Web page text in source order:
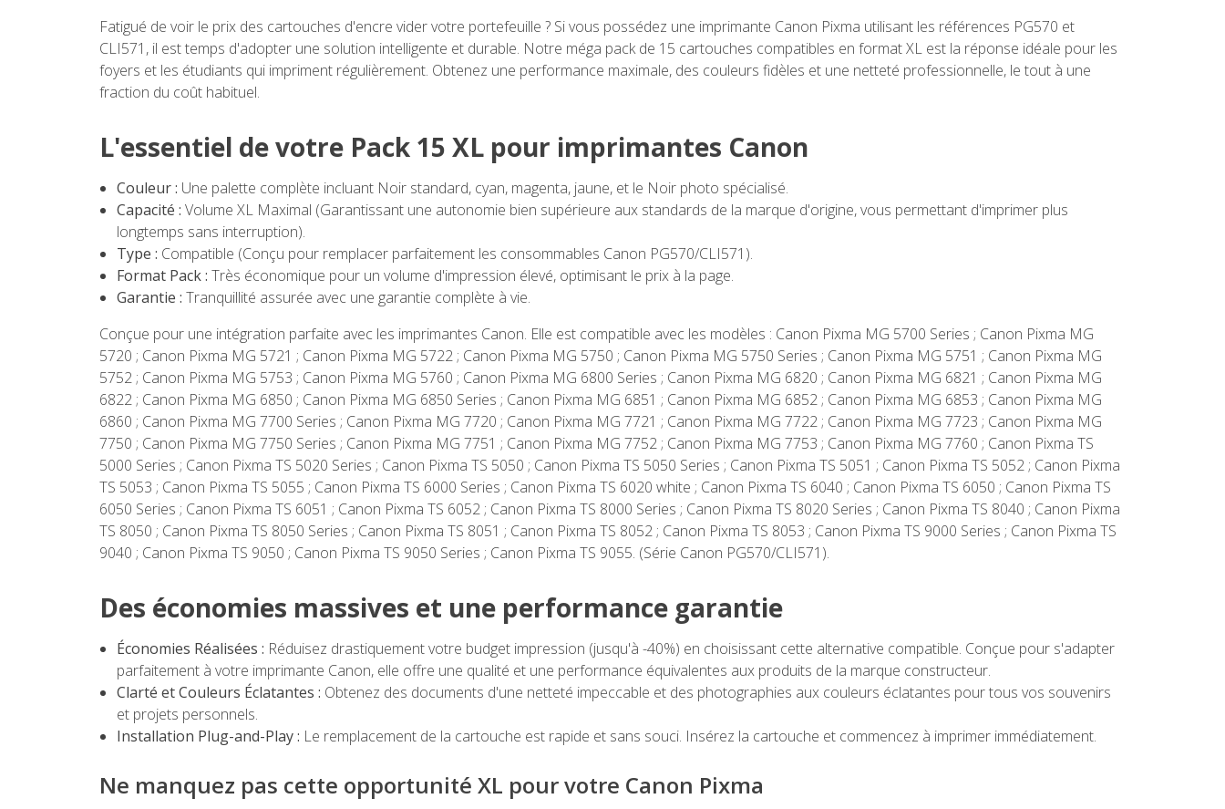
Fatigué de voir le prix des cartouches d'encre vider votre portefeuille ? Si vous possédez une imprimante Canon Pixma utilisant les références PG570 et
CLI571, il est temps d'adopter une solution intelligente et durable. Notre méga pack de 15 cartouches compatibles en format XL est la réponse idéale pour les
foyers et les étudiants qui impriment régulièrement. Obtenez une performance maximale, des couleurs fidèles et une netteté professionnelle, le tout à une
fraction du coût habituel.
L'essentiel de votre Pack 15 XL pour imprimantes Canon
Couleur : Une palette complète incluant Noir standard, cyan, magenta, jaune, et le Noir photo spécialisé.
Capacité : Volume XL Maximal (Garantissant une autonomie bien supérieure aux standards de la marque d'origine, vous permettant d'imprimer plus
longtemps sans interruption).
Type : Compatible (Conçu pour remplacer parfaitement les consommables Canon PG570/CLI571).
Format Pack : Très économique pour un volume d'impression élevé, optimisant le prix à la page.
Garantie : Tranquillité assurée avec une garantie complète à vie.
Conçue pour une intégration parfaite avec les imprimantes Canon. Elle est compatible avec les modèles : Canon Pixma MG 5700 Series ; Canon Pixma MG
5720 ; Canon Pixma MG 5721 ; Canon Pixma MG 5722 ; Canon Pixma MG 5750 ; Canon Pixma MG 5750 Series ; Canon Pixma MG 5751 ; Canon Pixma MG
5752 ; Canon Pixma MG 5753 ; Canon Pixma MG 5760 ; Canon Pixma MG 6800 Series ; Canon Pixma MG 6820 ; Canon Pixma MG 6821 ; Canon Pixma MG
6822 ; Canon Pixma MG 6850 ; Canon Pixma MG 6850 Series ; Canon Pixma MG 6851 ; Canon Pixma MG 6852 ; Canon Pixma MG 6853 ; Canon Pixma MG
6860 ; Canon Pixma MG 7700 Series ; Canon Pixma MG 7720 ; Canon Pixma MG 7721 ; Canon Pixma MG 7722 ; Canon Pixma MG 7723 ; Canon Pixma MG
7750 ; Canon Pixma MG 7750 Series ; Canon Pixma MG 7751 ; Canon Pixma MG 7752 ; Canon Pixma MG 7753 ; Canon Pixma MG 7760 ; Canon Pixma TS
5000 Series ; Canon Pixma TS 5020 Series ; Canon Pixma TS 5050 ; Canon Pixma TS 5050 Series ; Canon Pixma TS 5051 ; Canon Pixma TS 5052 ; Canon Pixma
TS 5053 ; Canon Pixma TS 5055 ; Canon Pixma TS 6000 Series ; Canon Pixma TS 6020 white ; Canon Pixma TS 6040 ; Canon Pixma TS 6050 ; Canon Pixma TS
6050 Series ; Canon Pixma TS 6051 ; Canon Pixma TS 6052 ; Canon Pixma TS 8000 Series ; Canon Pixma TS 8020 Series ; Canon Pixma TS 8040 ; Canon Pixma
TS 8050 ; Canon Pixma TS 8050 Series ; Canon Pixma TS 8051 ; Canon Pixma TS 8052 ; Canon Pixma TS 8053 ; Canon Pixma TS 9000 Series ; Canon Pixma TS
9040 ; Canon Pixma TS 9050 ; Canon Pixma TS 9050 Series ; Canon Pixma TS 9055. (Série Canon PG570/CLI571).
Des économies massives et une performance garantie
Économies Réalisées : Réduisez drastiquement votre budget impression (jusqu'à -40%) en choisissant cette alternative compatible. Conçue pour s'adapter
parfaitement à votre imprimante Canon, elle offre une qualité et une performance équivalentes aux produits de la marque constructeur.
Clarté et Couleurs Éclatantes : Obtenez des documents d'une netteté impeccable et des photographies aux couleurs éclatantes pour tous vos souvenirs
et projets personnels.
Installation Plug-and-Play : Le remplacement de la cartouche est rapide et sans souci. Insérez la cartouche et commencez à imprimer immédiatement.
Ne manquez pas cette opportunité XL pour votre Canon Pixma